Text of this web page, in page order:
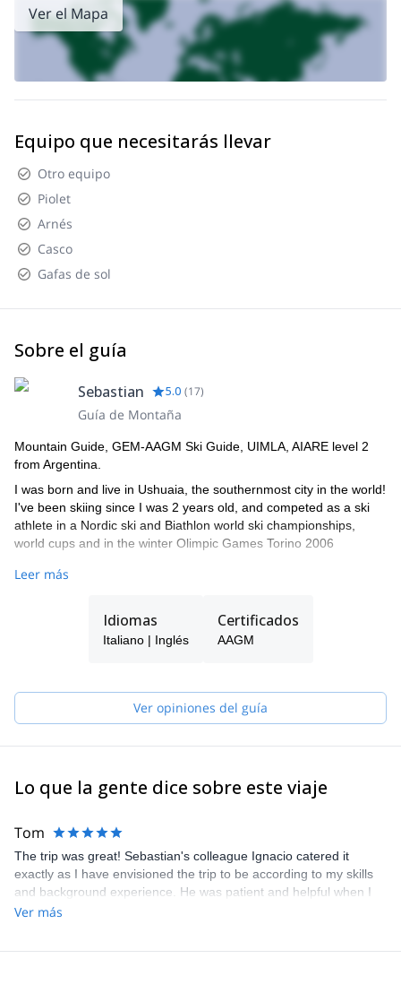
Ver el Mapa
Equipo que necesitarás llevar
Otro equipo
Piolet
Arnés
Casco
Gafas de sol
Sobre el guía
Sebastian 5.0 (17)
Guía de Montaña
Mountain Guide, GEM-AAGM Ski Guide, UIMLA, AIARE level 2
from Argentina.
I was born and live in Ushuaia, the southernmost city in the world!
I've been skiing since I was 2 years old, and competed as a ski
athlete in a Nordic ski and Biathlon world ski championships,
world cups and in the winter Olimpic Games Torino 2006
In 2007 I retired from professional competitions to focus on my
at the Argentinean Mountaineering Guides Association (AAGM).
In 2017 I completed the guiding courses to become also a
and Patagonia while many of those are new lines
Leer más
Idiomas
Italiano | Inglés
Certificados
AAGM
Ver opiniones del guía
Lo que la gente dice sobre este viaje
Tom
The trip was great! Sebastian's colleague Ignacio catered it
exactly as I have envisioned the trip to be according to my skills
and background experience. He was patient and helpful when I
struggled in certain moments and he taught me a lot of important
Ver más